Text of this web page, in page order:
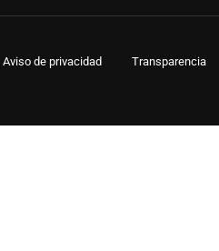
Aviso de privacidad Transparencia